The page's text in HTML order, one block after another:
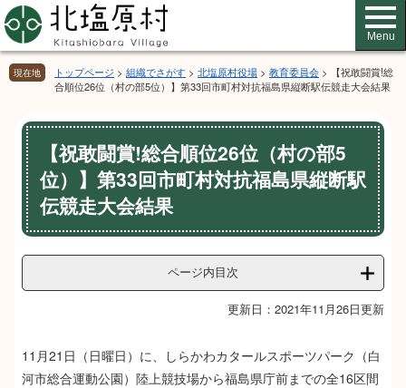
ペ
ー
ジ
の
先
メ
ニ
ュ
ー
を
Menu
現在地 トップページ > 組織でさがす > 北塩原村役場 > 教育委員会 >
【祝敢闘賞!総
合順位26位（村の部5位）】第33回市町村対抗福島県縦断駅伝競走大会結果
本
文
【祝敢闘賞!総合順位26位（村の部5
位）】第33回市町村対抗福島県縦断駅
伝競走大会結果
ページ内目次
更新日：2021年11月26日更新
11月21日（日曜日）に、しらかわカタールスポーツパーク（白
河市総合運動公園）陸上競技場から福島県庁前までの全16区間